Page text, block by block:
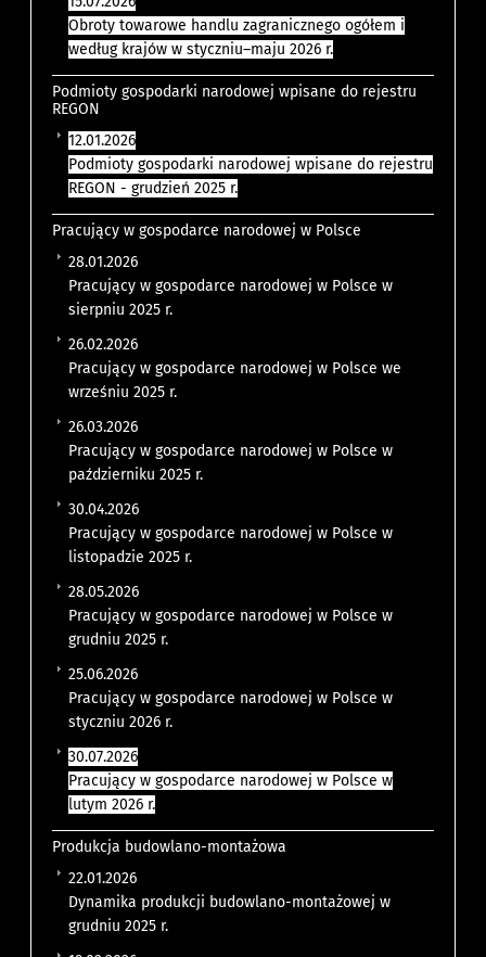
Obroty towarowe handlu zagranicznego ogółem i
według krajów w styczniu–maju 2026 r.
Podmioty gospodarki narodowej wpisane do rejestru
REGON
12.01.2026
Podmioty gospodarki narodowej wpisane do rejestru
REGON - grudzień 2025 r.
Pracujący w gospodarce narodowej w Polsce
28.01.2026
Pracujący w gospodarce narodowej w Polsce w
sierpniu 2025 r.
26.02.2026
Pracujący w gospodarce narodowej w Polsce we
wrześniu 2025 r.
26.03.2026
Pracujący w gospodarce narodowej w Polsce w
październiku 2025 r.
30.04.2026
Pracujący w gospodarce narodowej w Polsce w
listopadzie 2025 r.
28.05.2026
Pracujący w gospodarce narodowej w Polsce w
grudniu 2025 r.
25.06.2026
Pracujący w gospodarce narodowej w Polsce w
styczniu 2026 r.
30.07.2026
Pracujący w gospodarce narodowej w Polsce w
lutym 2026 r.
Produkcja budowlano-montażowa
22.01.2026
Dynamika produkcji budowlano-montażowej w
grudniu 2025 r.